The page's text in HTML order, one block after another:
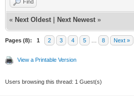
Find
« Next Oldest Next Newest »
Pages (8): 1 2 3 4 5 8 Next »
View a Printable Version
Users browsing this thread: 1 Guest(s)